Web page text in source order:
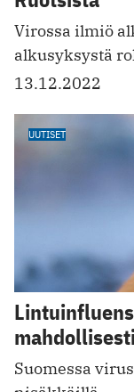
Virossa ilmiö
alkusyksystä
13.12.2022
UUTISET
Suomessa